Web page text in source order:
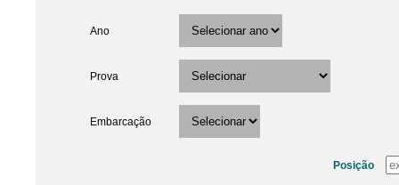
Ano
Prova
Embarcação
Posição